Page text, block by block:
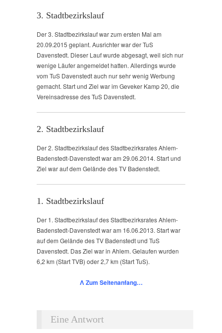
3. Stadtbezirkslauf
Der 3. Stadtbezirkslauf war zum ersten Mal am
20.09.2015 geplant. Ausrichter war der TuS
Davenstedt. Dieser Lauf wurde abgesagt, weil sich nur
wenige Läufer angemeldet hatten. Allerdings wurde
vom TuS Davenstedt auch nur sehr wenig Werbung
gemacht. Start und Ziel war im Geveker Kamp 20, die
Vereinsadresse des TuS Davenstedt.
2. Stadtbezirkslauf
Der 2. Stadtbezirkslauf des Stadtbezirksrates Ahlem-
Badenstedt-Davenstedt war am 29.06.2014. Start und
Ziel war auf dem Gelände des TV Badenstedt.
1. Stadtbezirkslauf
Der 1. Stadtbezirkslauf des Stadtbezirksrates Ahlem-
Badenstedt-Davenstedt war am 16.06.2013. Start war
auf dem Gelände des TV Badenstedt und TuS
Davenstedt. Das Ziel war in Ahlem. Gelaufen wurden
6,2 km (Start TVB) oder 2,7 km (Start TuS).
Λ Zum Seitenanfang…
Eine Antwort